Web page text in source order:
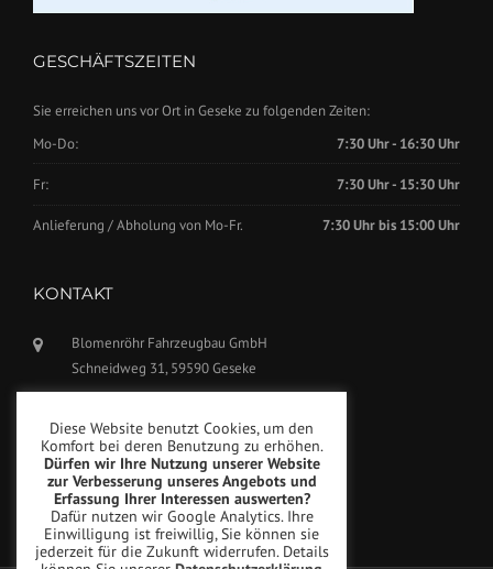
GESCHÄFTSZEITEN
Sie erreichen uns vor Ort in Geseke zu folgenden Zeiten:
Mo-Do:
7:30 Uhr - 16:30 Uhr
Fr: 7:30 Uhr - 15:30 Uhr
Anlieferung / Abholung von Mo-Fr. 7:30 Uhr bis 15:00 Uhr
KONTAKT
Blomenröhr Fahrzeugbau GmbH
Schneidweg 31, 59590 Geseke
Fax: +49(0)2942-5799777
info@blomenroehr.com
Diese Website benutzt Cookies, um den
Komfort bei deren Benutzung zu erhöhen.
Dürfen wir Ihre Nutzung unserer Website
zur Verbesserung unseres Angebots und
Erfassung Ihrer Interessen auswerten?
Dafür nutzen wir Google Analytics. Ihre
Einwilligung ist freiwillig, Sie können sie
jederzeit für die Zukunft widerrufen. Details